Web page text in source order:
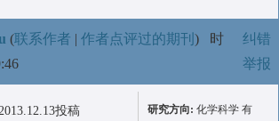
(联系作者 | 作者点评过的期刊 ) 时
纠错
举报
投稿
研究方向: 化学科学 有